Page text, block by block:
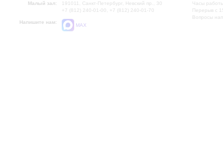
Малый зал:
191011, Санкт-Петербург, Невский пр., 30
+7 (812) 240-01-00, +7 (812) 240-01-70
Напишите нам:
MAX
Часы
Перерыв с
Вопросы